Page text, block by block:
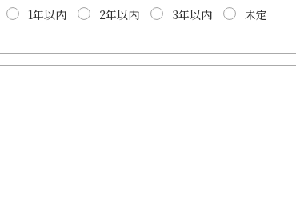
1年以内 2年以内 3年以内 未定